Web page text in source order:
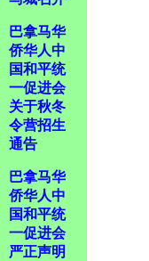
巴拿马华
侨华人中
国和平统
一促进会
关于秋冬
令营招生
通告
巴拿马华
侨华人中
国和平统
一促进会
严正声明